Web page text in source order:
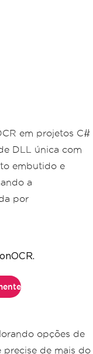
em projetos C#
DLL única com
embutido e
a
por
opções de
precise de mais do